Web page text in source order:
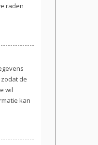
raden
de
wil
kan